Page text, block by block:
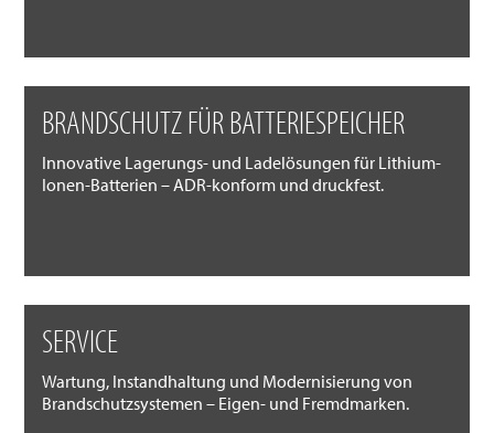
BRANDSCHUTZ FÜR BATTERIESPEICHER
Innovative Lagerungs- und Ladelösungen für Lithium-
Ionen-Batterien – ADR-konform und druckfest.
SERVICE
Wartung, Instandhaltung und Modernisierung von
Brandschutzsystemen – Eigen- und Fremdmarken.